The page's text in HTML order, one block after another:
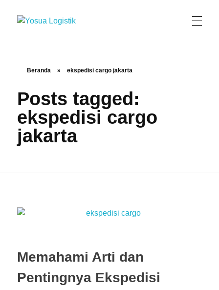
Beranda » ekspedisi cargo jakarta
Posts tagged:
ekspedisi cargo
jakarta
Memahami Arti dan
Pentingnya Ekspedisi